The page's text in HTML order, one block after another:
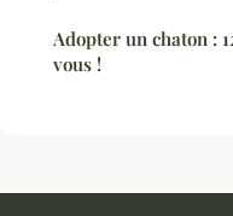
Adopter un chaton :
vous !